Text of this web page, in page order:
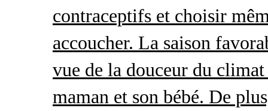
contraceptifs et choisir
accoucher. La saison
vue de la douceur du
maman et son bébé. De